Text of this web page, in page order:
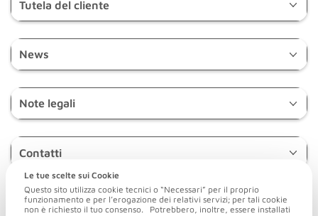
Le tue scelte sui Cookie
Questo sito utilizza cookie tecnici o “Necessari” per il proprio
funzionamento e per l’erogazione dei relativi servizi; per tali cookie
non è richiesto il tuo consenso. Potrebbero, inoltre, essere installati
Tutela del cliente
News
Note legali
Contatti
Acinque Energia S.r.l.
Sede legale: Via Giovanni Amendola, 4 - 23900 Lecco (LC)
Sede amministrativa: Via Pietro Stazzi, 2 - 22100 Como (CO)